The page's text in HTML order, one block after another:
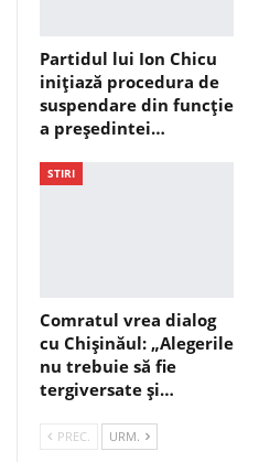
Partidul lui Ion Chicu
inițiază procedura de
suspendare din funcție
a președintei…
STIRI
Comratul vrea dialog
cu Chișinăul: „Alegerile
nu trebuie să fie
tergiversate și…
PREC. URM.